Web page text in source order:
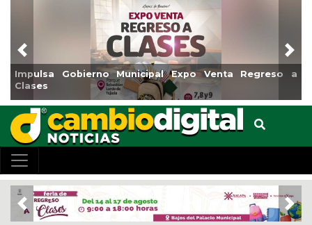
Reabrirá Coatzacoalcos la Alberca Semiolímpica Zona
Centro
Previous
Previous